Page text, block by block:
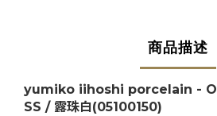
商品描述
yumiko iihoshi porcelain -
SS / 露珠白(05100150)